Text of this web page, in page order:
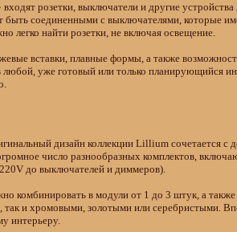
розетки, выключатели и другие устройства
быть соединенными с выключателями, которые
легко найти розетки, не включая освещение.
вставки, плавные формы, а также
любой, уже готовый или только планирующийся
дизайн коллекции Lillium сочетается
число разнообразных комплектов,
до выключателей и диммеров).
комбинировать в модули от 1 до 3 штук, а
так и хромовыми, золотыми или серебристыми.
интерьеру.